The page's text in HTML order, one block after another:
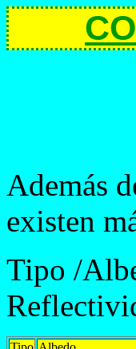
Además
existen
Tipo /